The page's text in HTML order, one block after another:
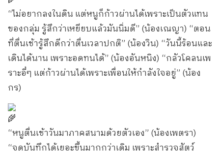
“ไม่อยากลงในดิน แต่หนูก็ก้าวผ่านได้เพราะเป็นตัวแทน
ของกลุ่ม รู้สึกว่าเหยียบแล้วมันนิ่มดี” (น้องเณญา) “ตอน
ที่ตื่นเช้ารู้สึกดีกว่าตื่นเวลาปกติ” (น้องวิน) “วันนี้ร้อนและ
เดินได้นาน เพราะอดทนได้” (น้องอันหนิง) “กลัวโคลนเพ
ราะอี๋ๆ แต่ก้าวผ่านได้เพราะเพื่อนให้กำลังใจอยู่” (น้อง
กร)
“หนูตื่นเช้าวันมาภาคสนามด้วยตัวเอง” (น้องเพตรา)
“จดบันทึกได้เยอะขึ้นมากกว่าเดิม เพราะสำรวจสัตว์